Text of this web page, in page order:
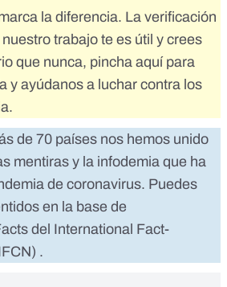
la diferencia. La verificación
trabajo te es útil y crees
que nunca, pincha aquí para
y ayúdanos a luchar contra los
de 70 países nos hemos unido
mentiras y la infodemia que ha
de coronavirus. Puedes
en la base de
del International Fact-
.